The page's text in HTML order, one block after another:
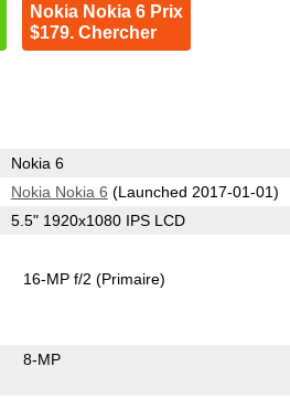
Nokia Nokia 6 Prix
$179. Chercher
Nokia 6
Nokia Nokia 6 (Launched 2017-01-01)
5.5" 1920x1080 IPS LCD
16-MP f/2(Primaire)
8-MP